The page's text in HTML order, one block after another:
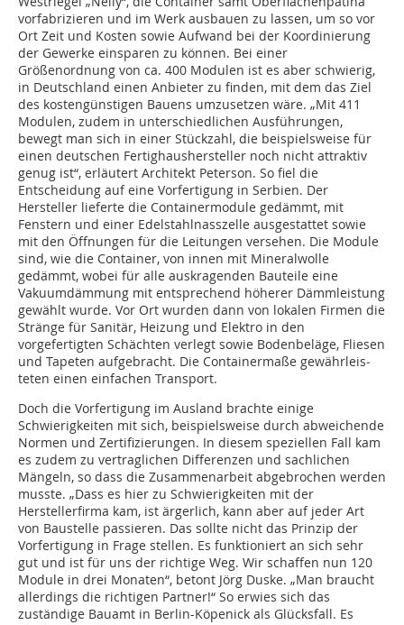
vorfabrizieren und im Werk ausbauen zu lassen, um so vor
Ort Zeit und Kosten sowie Aufwand bei der Koordinierung
der Gewerke einsparen zu können. Bei einer
Größenordnung von ca. 400 Modulen ist es aber schwierig,
in Deutschland einen Anbieter zu finden, mit dem das Ziel
des kostengünstigen Bauens umzusetzen wäre. „Mit 411
Modulen, zudem in unterschiedlichen Ausführungen,
bewegt man sich in einer Stückzahl, die beispielsweise für
einen deutschen Fertighaushersteller noch nicht attraktiv
genug ist“, erläutert Architekt Peterson. So fiel die
Entscheidung auf eine Vorfertigung in Serbien. Der
Hersteller lieferte die Containermodule gedämmt, mit
Fenstern und einer Edelstahlnasszelle ausgestattet sowie
mit den Öffnungen für die Leitungen versehen. Die Module
sind, wie die Container, von innen mit Mineralwolle
gedämmt, wobei für alle auskragenden Bauteile eine
Vakuumdämmung mit entsprechend höherer Dämmleistung
gewählt wurde. Vor Ort wurden dann von lokalen Firmen die
Stränge für Sanitär, Heizung und Elektro in den
vorgefertigten Schächten verlegt sowie Bodenbeläge, Fliesen
und Tapeten aufgebracht. Die Containermaße gewähr­­leis­
teten einen einfachen Transport.
Doch die Vorfertigung im Ausland brachte einige
Schwierigkeiten mit sich, beispielsweise durch abweichende
Normen und Zertifizierungen. In diesem speziellen Fall kam
es zudem zu vertraglichen Differenzen und sachlichen
Mängeln, so dass die Zusammenarbeit abgebrochen werden
musste. „Dass es hier zu Schwierigkeiten mit der
Herstellerfirma kam, ist ärgerlich, kann aber auf jeder Art
von Baustelle passieren. Das sollte nicht das Prinzip der
Vorfertigung in Frage stellen. Es funktioniert an sich sehr
gut und ist für uns der richtige Weg. Wir schaffen nun 120
Module in drei Monaten“, betont Jörg Duske. „Man braucht
allerdings die richtigen Partner!“ So erwies sich das
zuständige Bauamt in Berlin-Köpenick als Glücksfall. Es